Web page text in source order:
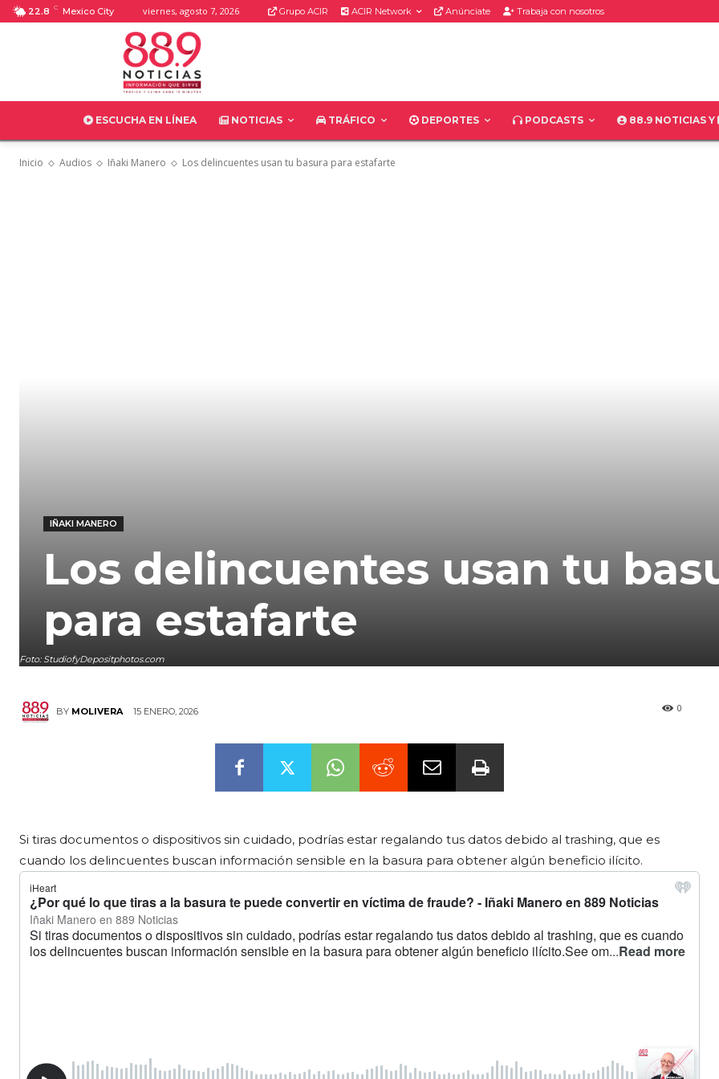
22.8 C Mexico City viernes, agosto 7, 2026 Grupo ACIR ACIR Network Anúnciate Trabaja con nosotros
ESCUCHA EN LÍNEA NOTICIAS TRÁFICO DEPORTES PODCASTS 88.9 NOTICIAS Y
Inicio Audios Iñaki Manero Los delincuentes usan tu basura para estafarte
Foto: StudiofyDepositphotos.com
IÑAKI MANERO
Los delincuentes usan tu
para estafarte
BY MOLIVERA 15 ENERO, 2026 0
Si tiras documentos o dispositivos sin cuidado, podrías estar regalando tus datos debido al trashing, que es
cuando los delincuentes buscan información sensible en la basura para obtener algún beneficio ilícito.